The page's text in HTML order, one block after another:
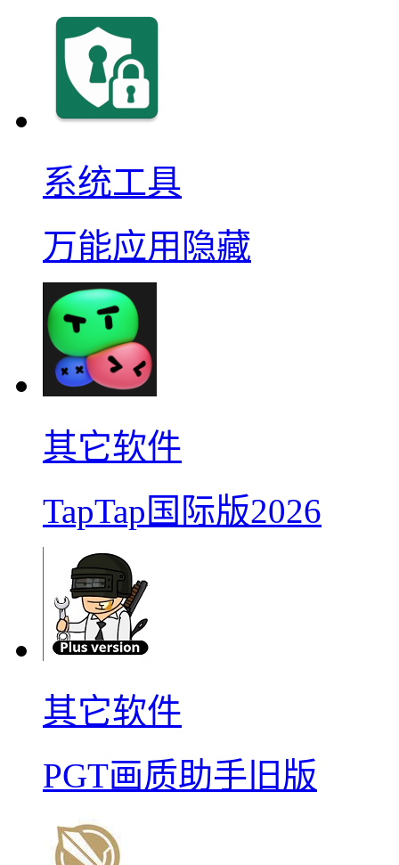
系统工具
万能应用隐藏
其它软件
TapTap国际版2026
其它软件
PGT画质助手旧版